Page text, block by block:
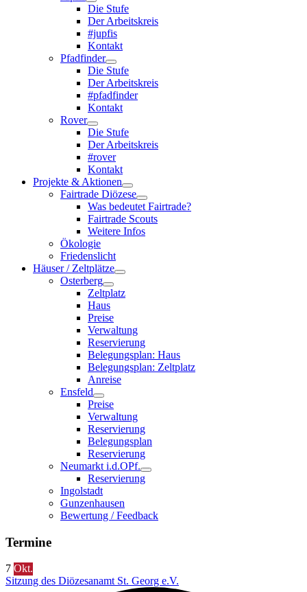
Die Stufe
Der Arbeitskreis
#jupfis
Kontakt
Pfadfinder
Die Stufe
Der Arbeitskreis
#pfadfinder
Kontakt
Rover
Die Stufe
Der Arbeitskreis
#rover
Kontakt
Projekte & Aktionen
Fairtrade Diözese
Was bedeutet Fairtrade?
Fairtrade Scouts
Weitere Infos
Ökologie
Friedenslicht
Häuser / Zeltplätze
Osterberg
Zeltplatz
Haus
Preise
Verwaltung
Reservierung
Belegungsplan: Haus
Belegungsplan: Zeltplatz
Anreise
Ensfeld
Preise
Verwaltung
Reservierung
Belegungsplan
Reservierung
Neumarkt i.d.OPf.
Reservierung
Ingolstadt
Gunzenhausen
Bewertung / Feedback
Termine
7 Okt.
Sitzung des Diözesanamt St. Georg e.V.